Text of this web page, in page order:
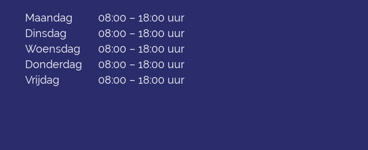
Maandag
08:00 – 18:00 uur
Dinsdag
08:00 – 18:00 uur
Woensdag
08:00 – 18:00 uur
Donderdag
08:00 – 18:00 uur
Vrijdag
08:00 – 18:00 uur